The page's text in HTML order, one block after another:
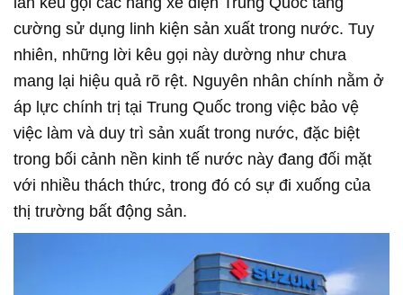
cường sử dụng linh kiện sản xuất trong nước. Tuy
nhiên, những lời kêu gọi này dường như chưa
mang lại hiệu quả rõ rệt. Nguyên nhân chính nằm ở
áp lực chính trị tại Trung Quốc trong việc bảo vệ
việc làm và duy trì sản xuất trong nước, đặc biệt
trong bối cảnh nền kinh tế nước này đang đối mặt
với nhiều thách thức, trong đó có sự đi xuống của
thị trường bất động sản.